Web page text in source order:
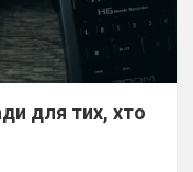
для тих, хто